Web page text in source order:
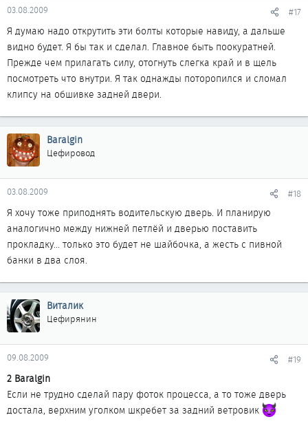
03.08.2009 #17
Я думаю надо открутить эти болты которые навиду, а дальше
видно будет. Я бы так и сделал. Главное быть поокуратней.
Прежде чем прилагать силу, отогнуть слегка край и в щель
посмотреть что внутри. Я так однажды поторопился и сломал
клипсу на обшивке задней двери.
Baralgin
Цефировод
03.08.2009 #18
Я хочу тоже приподнять водительскую дверь. И планирую
аналогично между нижней петлёй и дверью поставить
прокладку... только это будет не шайбочка, а жесть с пивной
банки в два слоя.
Виталик
Цефирянин
09.08.2009 #19
2 Baralgin
Если не трудно сделай пару фоток процесса, а то тоже дверь
достала, верхним уголком шкребет за задний ветровик